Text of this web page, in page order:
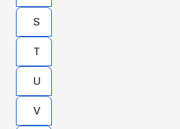
S
T
U
V